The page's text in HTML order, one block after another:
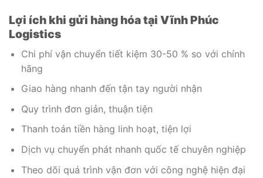
Lợi ích khi gửi hàng hóa tại Vĩnh Phúc
Logistics
Chi phí vận chuyển tiết kiệm 30-50 % so với chính
hãng
Giao hàng nhanh đến tận tay người nhận
Quy trình đơn giản, thuận tiện
Thanh toán tiền hàng linh hoạt, tiện lợi
Dịch vụ chuyển phát nhanh quốc tế chuyên nghiệp
Theo dõi quá trình vận đơn với công nghệ hiện đại